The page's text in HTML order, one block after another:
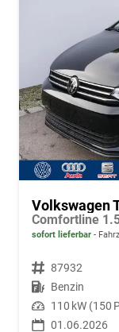
Volkswagen
sofort lieferbar
Fahrzeugnr. 87932
Kraftstoff Benzin
Leistung 110 kW (150
01.06.2026